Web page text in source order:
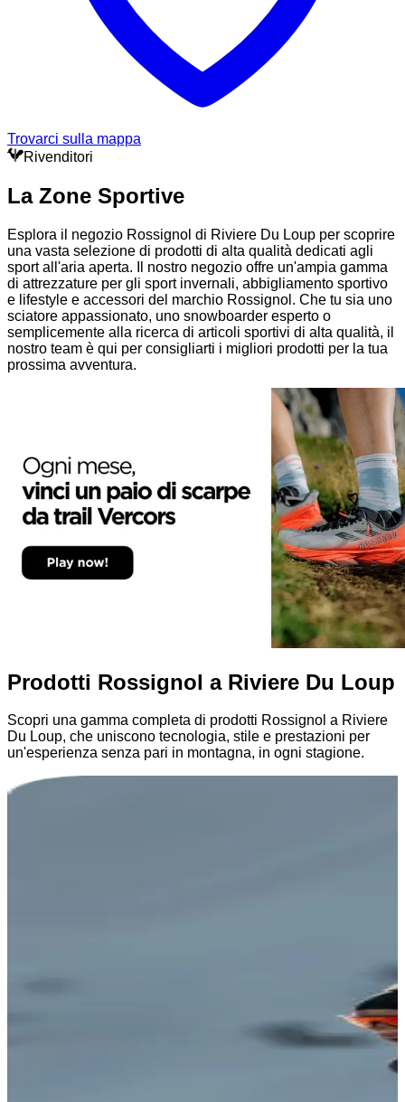
Trovarci sulla mappa
Rivenditori
La Zone Sportive
Esplora il negozio Rossignol di Riviere Du Loup per scoprire
una vasta selezione di prodotti di alta qualità dedicati agli
sport all'aria aperta. Il nostro negozio offre un'ampia gamma
di attrezzature per gli sport invernali, abbigliamento sportivo
e lifestyle e accessori del marchio Rossignol. Che tu sia uno
sciatore appassionato, uno snowboarder esperto o
semplicemente alla ricerca di articoli sportivi di alta qualità, il
nostro team è qui per consigliarti i migliori prodotti per la tua
prossima avventura.
Prodotti Rossignol a Riviere Du Loup
Scopri una gamma completa di prodotti Rossignol a Riviere
Du Loup, che uniscono tecnologia, stile e prestazioni per
un'esperienza senza pari in montagna, in ogni stagione.